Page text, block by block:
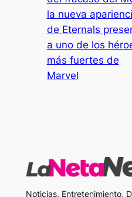
la nueva
de Eternals
a uno de los
más fuertes de
Marvel
Noticias, Entretenimiento,